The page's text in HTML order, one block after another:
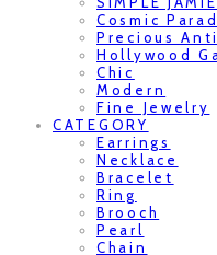
Cosmic
Precious
Hollywood
Chic
Modern
Fine Jewelry
CATEGORY
Earrings
Necklace
Bracelet
Ring
Brooch
Pearl
Chain